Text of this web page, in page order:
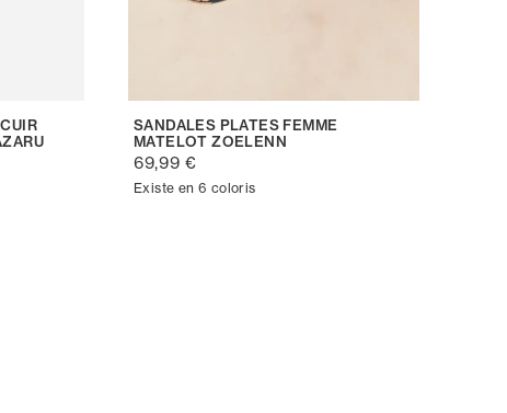
SANDALES PLATES FEMME
MATELOT ZOELENN
69,99 €
Existe en 6 coloris